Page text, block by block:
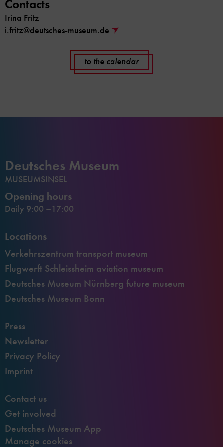
Contacts
Irina Fritz
i.fritz@deutsches-museum.de
to the calendar
Deutsches Museum
MUSEUMSINSEL
Opening hours
Daily 9:00 –17:00
Locations
Verkehrszentrum transport museum
Flugwerft Schleissheim aviation museum
Deutsches Museum Nürnberg future museum
Deutsches Museum Bonn
Press
Newsletter
Privacy Policy
Imprint
Contact us
Get involved
Deutsches Museum App
Manage cookies